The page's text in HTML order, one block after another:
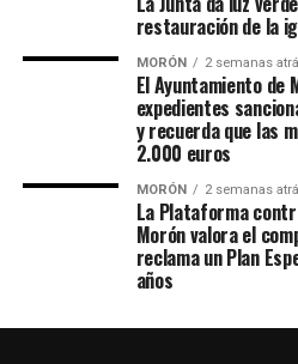
restauración de la
MORÓN 2 semanas
El Ayuntamiento de
expedientes
y recuerda que las
2.000 euros
MORÓN 2 semanas
La Plataforma
Morón valora el
reclama un Plan
años